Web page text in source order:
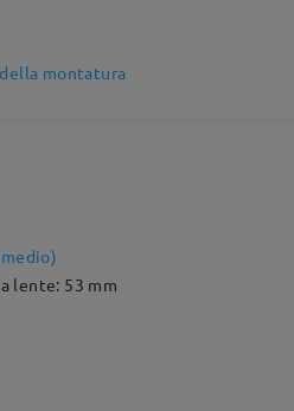
montatura
medio)
lente: 53 mm